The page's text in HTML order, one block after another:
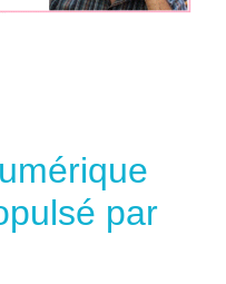
par